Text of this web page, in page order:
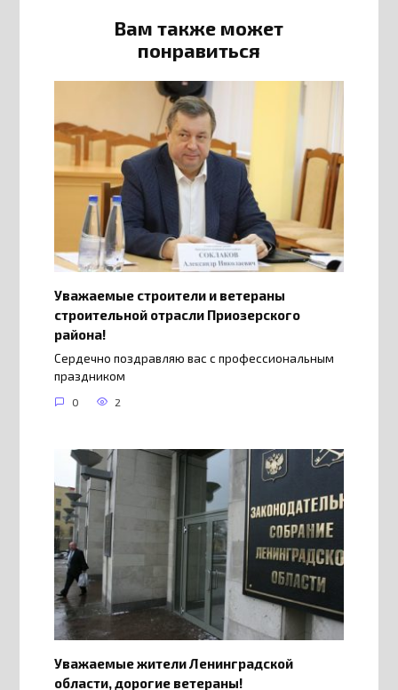
Вам также может
понравиться
Уважаемые строители и ветераны
строительной отрасли Приозерского
района!
Сердечно поздравляю вас с профессиональным
праздником
0 2
Уважаемые жители Ленинградской
области, дорогие ветераны!